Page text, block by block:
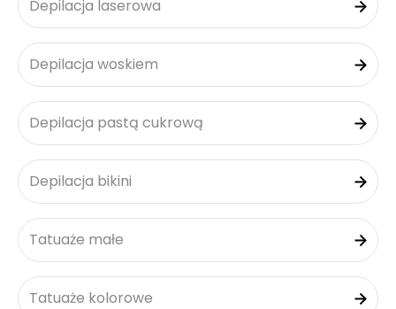
Depilacja laserowa
Depilacja woskiem
Depilacja pastą cukrową
Depilacja bikini
Tatuaże małe
Tatuaże kolorowe